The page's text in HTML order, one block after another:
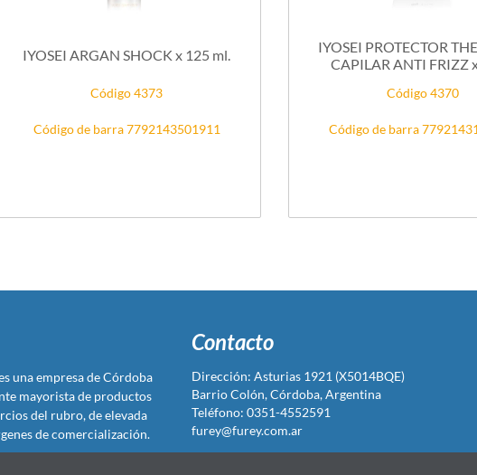
IYOSEI ARGAN SHOCK x 125 ml.
Código 4373
Código de barra 7792143501911
IYOSEI PROTECTOR
CAPILAR ANTI FRIZZ x
Código 4370
Código de barra
una empresa de Córdoba
mayorista de productos
del rubro, de elevada
de comercialización.
Contacto
Dirección: Asturias 1921 (X5014BQE)
Barrio Colón, Córdoba, Argentina
Teléfono: 0351-4552591
furey@furey.com.ar